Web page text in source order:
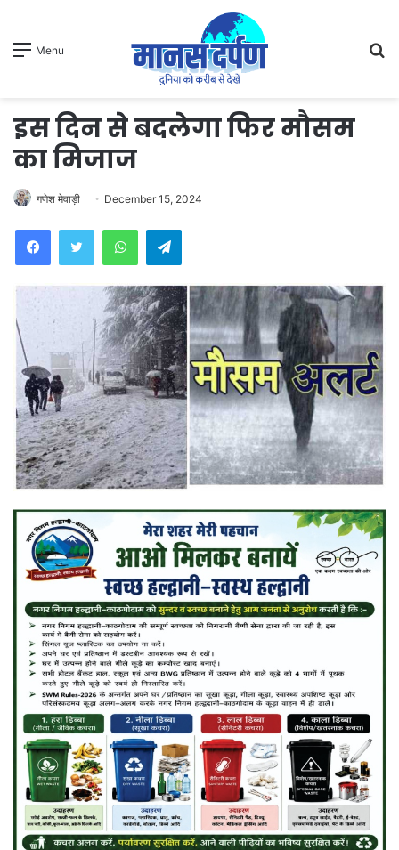
Menu
इस दिन से बदलेगा फिर मौसम
का मिजाज
गणेश मेवाड़ी December 15, 2024
WhatsAppTelegram